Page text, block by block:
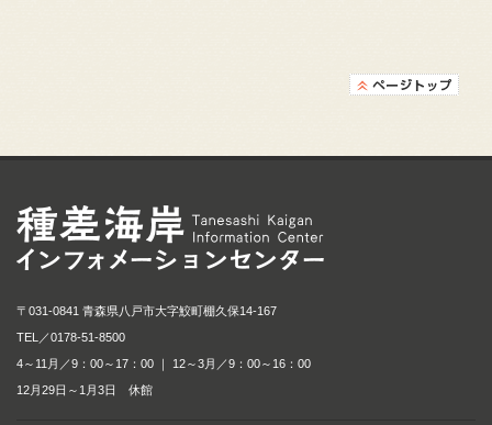
〒031-0841 青森県八戸市大字鮫町棚久保14-167
TEL／0178-51-8500
4～11月／9：00～17：00 ｜ 12～3月／9：00～16：00
12月29日～1月3日 休館